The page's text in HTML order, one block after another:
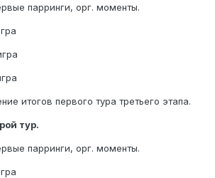
парринги, орг. моменты.
итогов первого тура третьего этапа.
тур.
парринги, орг. моменты.